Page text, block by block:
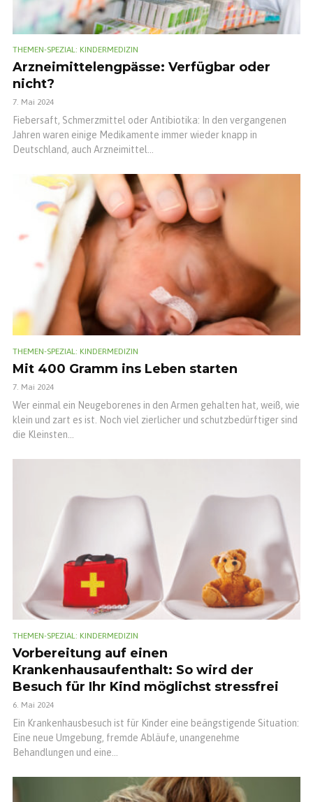
THEMEN-SPEZIAL: KINDERMEDIZIN
Arzneimittelengpässe: Verfügbar oder
nicht?
7. Mai 2024
Fiebersaft, Schmerzmittel oder Antibiotika: In den vergangenen
Jahren waren einige Medikamente immer wieder knapp in
Deutschland, auch Arzneimittel...
THEMEN-SPEZIAL: KINDERMEDIZIN
Mit 400 Gramm ins Leben starten
7. Mai 2024
Wer einmal ein Neugeborenes in den Armen gehalten hat, weiß, wie
klein und zart es ist. Noch viel zierlicher und schutzbedürftiger sind
die Kleinsten...
THEMEN-SPEZIAL: KINDERMEDIZIN
Vorbereitung auf einen
Krankenhausaufenthalt: So wird der
Besuch für Ihr Kind möglichst stressfrei
6. Mai 2024
Ein Krankenhausbesuch ist für Kinder eine beängstigende Situation:
Eine neue Umgebung, fremde Abläufe, unangenehme
Behandlungen und eine...